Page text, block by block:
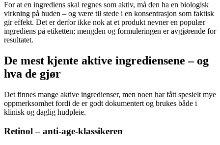
For at en ingrediens skal regnes som aktiv, må den ha en biologisk
virkning på huden – og være til stede i en konsentrasjon som faktisk
gir effekt. Det er derfor ikke nok at et produkt nevner en populær
ingrediens på etiketten; mengden og formuleringen er avgjørende for
resultatet.
De mest kjente aktive ingrediensene – og
hva de gjør
Det finnes mange aktive ingredienser, men noen har fått spesielt mye
oppmerksomhet fordi de er godt dokumentert og brukes både i
klinisk og daglig hudpleie.
Retinol – anti-age-klassikeren